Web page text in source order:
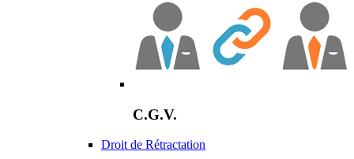
C.G.V.
Droit de Rétractation